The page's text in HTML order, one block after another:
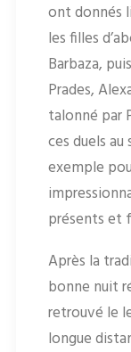
ont donnés
les filles
Barbaza,
Prades,
talonné par
ces duels
exemple
présents et
Après la
bonne nuit
retrouvé le
longue